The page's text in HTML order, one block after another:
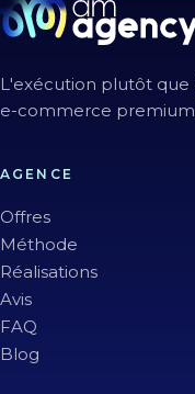
L'exécution plutôt que
e-commerce premium
AGENCE
Offres
Méthode
Réalisations
Avis
FAQ
Blog